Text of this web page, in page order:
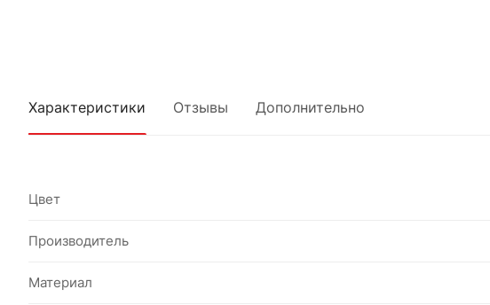
Характеристики Отзывы Дополнительно
Цвет
Производитель
Материал